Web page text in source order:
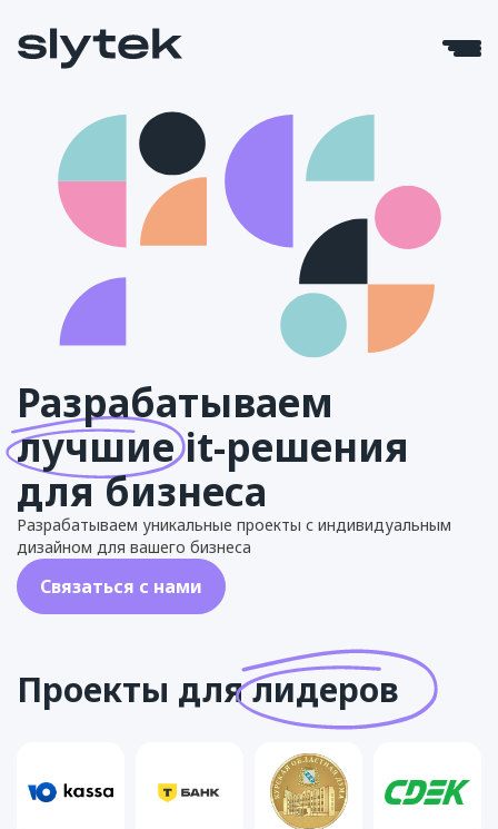
Разрабатываем
лучшиеit-решения
для бизнеса
Разрабатываем уникальные проекты с индивидуальным
дизайном для вашего бизнеса
Связаться с нами
Проекты длялидеров